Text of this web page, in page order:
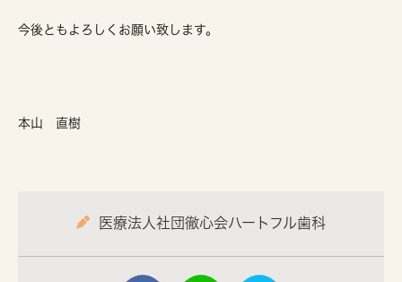
今後ともよろしくお願い致します。
本山 直樹
医療法人社団徹心会ハートフル歯科